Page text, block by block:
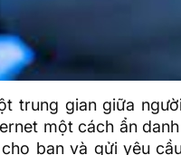
trung gian giữa
một cách ẩn
bạn và gửi yêu